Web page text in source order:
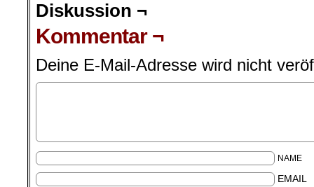
Diskussion ¬
Kommentar ¬
Deine E-Mail-Adresse wird nicht
NAME
EMAIL